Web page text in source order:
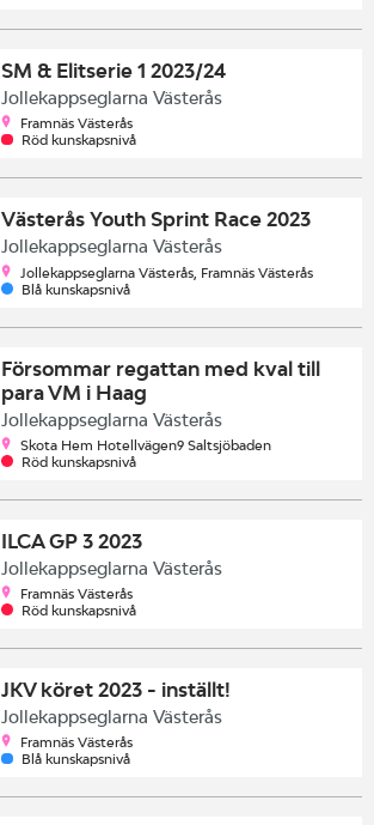
SM & Elitserie 1 2023/24
Jollekappseglarna Västerås
Framnäs Västerås
Röd kunskapsnivå
Västerås Youth Sprint Race 2023
Jollekappseglarna Västerås
Jollekappseglarna Västerås, Framnäs Västerås
Blå kunskapsnivå
Försommar regattan med kval till
para VM i Haag
Jollekappseglarna Västerås
Skota Hem Hotellvägen9 Saltsjöbaden
Röd kunskapsnivå
ILCA GP 3 2023
Jollekappseglarna Västerås
Framnäs Västerås
Röd kunskapsnivå
JKV köret 2023 - inställt!
Jollekappseglarna Västerås
Framnäs Västerås
Blå kunskapsnivå